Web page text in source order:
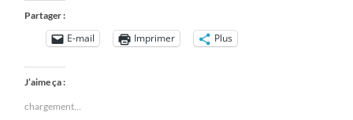
Partager :
E-mail Imprimer Plus
J’aime ça :
chargement…